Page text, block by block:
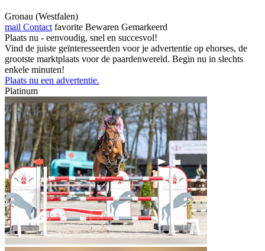
Gronau (Westfalen)
mail Contact favorite Bewaren Gemarkeerd
Plaats nu - eenvoudig, snel en succesvol!
Vind de juiste geïnteresseerden voor je advertentie op ehorses, de
grootste marktplaats voor de paardenwereld. Begin nu in slechts
enkele minuten!
Plaats nu een advertentie.
Platinum